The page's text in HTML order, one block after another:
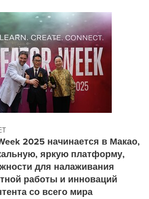
2025 начинается в Макао,
яркую платформу,
для налаживания
работы и инноваций
со всего мира